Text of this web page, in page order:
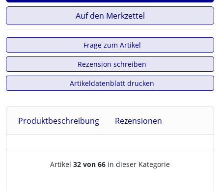
Auf den Merkzettel
Frage zum Artikel
Rezension schreiben
Artikeldatenblatt drucken
Produktbeschreibung Rezensionen
Artikelnavigation innerhalb
Artikel 32 von 66 in dieser Kategorie